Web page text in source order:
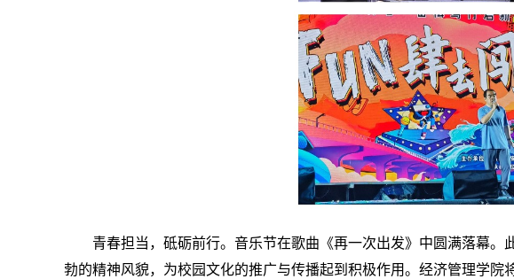
青春担当，砥砺前行。音乐节在歌曲《再一次出发》中圆满落幕
勃的精神风貌，为校园文化的推广与传播起到积极作用。经济管理学院